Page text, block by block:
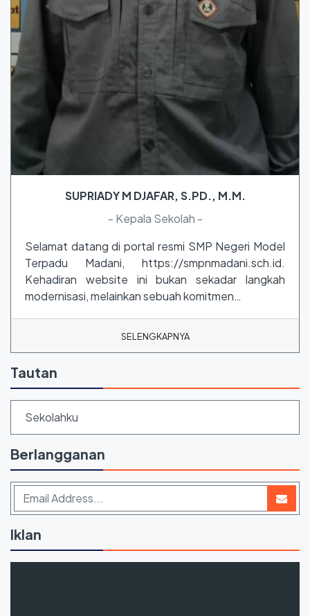
SUPRIADY M DJAFAR, S.PD., M.M.
- Kepala Sekolah -
Selamat datang di portal resmi SMP Negeri Model
Terpadu Madani, https://smpnmadani.sch.id.
Kehadiran website ini bukan sekadar langkah
modernisasi, melainkan sebuah komitmen…
SELENGKAPNYA
Tautan
Sekolahku
Berlangganan
Iklan